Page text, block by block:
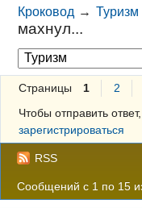
Кроковод → Туризм
махнул...
Страницы 1 2
Чтобы отправить
зарегистрироваться
RSS
Сообщений с 1 по 15